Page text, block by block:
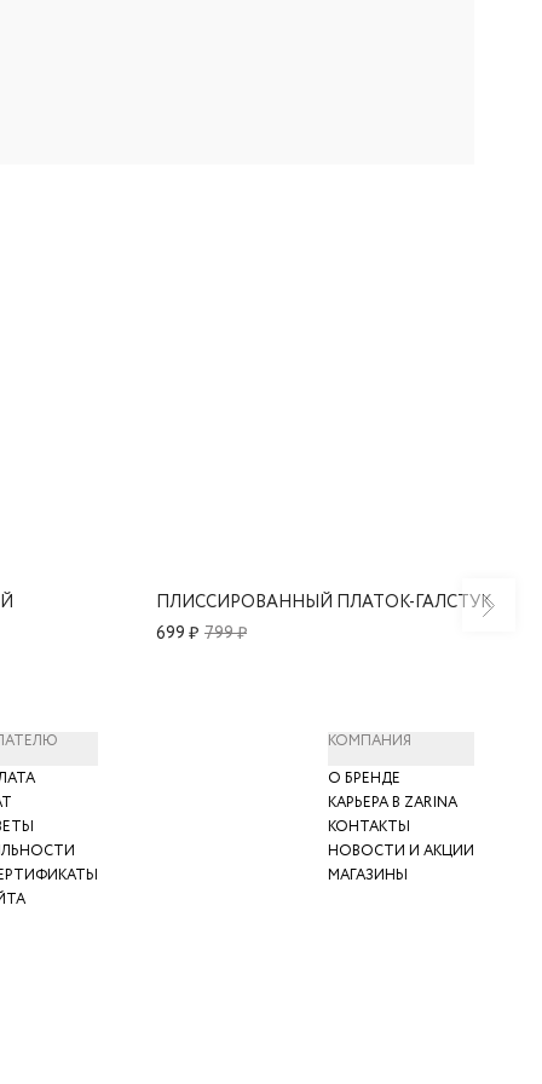
ПЛИССИРОВАННЫЙ ПЛАТОК-ГАЛСТУК
799 ₽
699 ₽
КОМПАНИЯ
О БРЕНДЕ
КАРЬЕРА В ZARINA
КОНТАКТЫ
НОВОСТИ И АКЦИИ
МАГАЗИНЫ